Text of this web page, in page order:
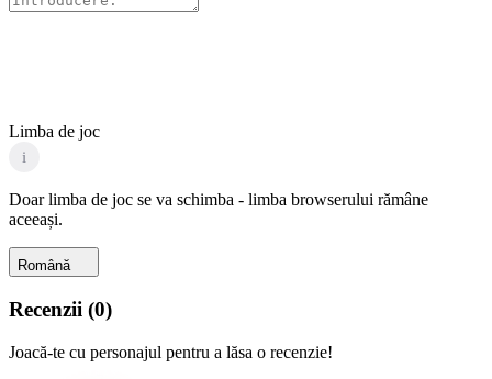
Limba de joc
i
Doar limba de joc se va schimba - limba browserului rămâne
aceeași.
Română
Recenzii (0)
Joacă-te cu personajul pentru a lăsa o recenzie!